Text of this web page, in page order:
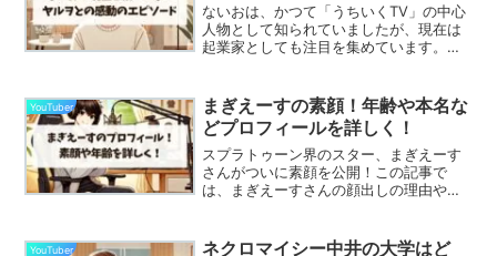
ないおは、かつて「うちいくTV」の中心
人物として知られていましたが、現在は
起業家としても注目を集めています。こ
係についてまとめていきます。こちらの
記事では、以下について...
YouTuber
まぎえーすの素顔！年齢や本名な
どプロフィールを詳しく！
スプラトゥーン界のスター、まぎえーす
さんがついに素顔を公開！この記事で
は、まぎえーすさんの顔出しの理由やス
す。初の顔出しに込めた思いや、ファン
YouTuber ネクロマイシー中井の大学はど